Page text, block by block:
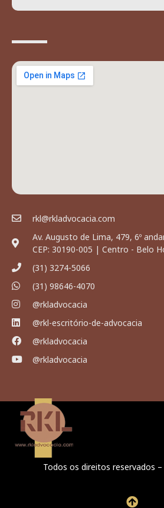
rkl@rkladvocacia.com
Av. Augusto de Lima, 479, 6º
CEP: 30190-005 | Centro - Belo
(31) 3274-5066
(31) 98646-4070
@rkladvocacia
@rkl-escritório-de-advocacia
@rkladvocacia
@rkladvocacia
Todos os direitos reservados –